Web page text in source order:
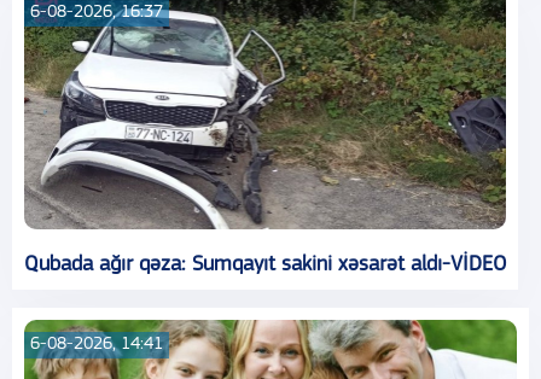
6-08-2026, 16:37
Qubada ağır qəza: Sumqayıt sakini xəsarət aldı-VİDEO
6-08-2026, 14:41